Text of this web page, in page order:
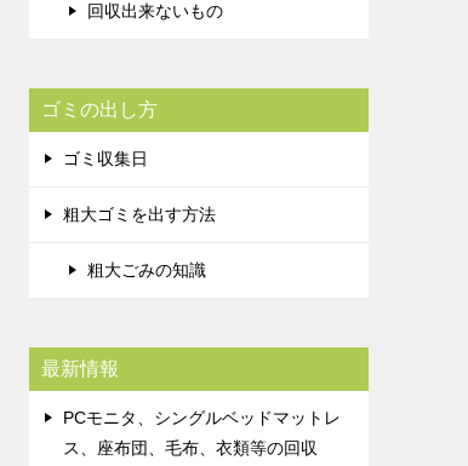
回収出来ないもの
ゴミの出し方
ゴミ収集日
粗大ゴミを出す方法
粗大ごみの知識
最新情報
PCモニタ、シングルベッドマットレ
ス、座布団、毛布、衣類等の回収